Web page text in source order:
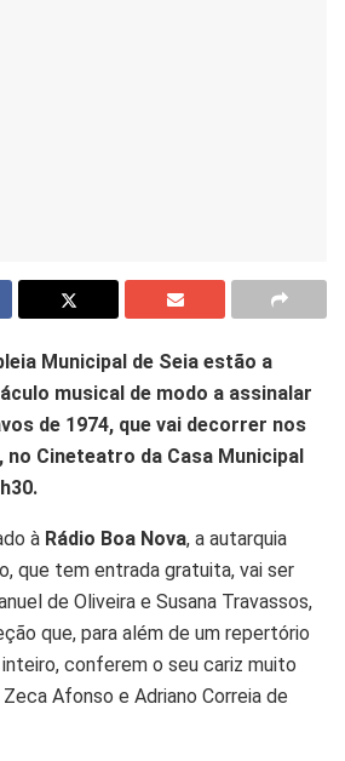
Municipal de Seia estão a
musical de modo a assinalar
de 1974, que vai decorrer nos
no Cineteatro da Casa Municipal
à Rádio Boa Nova, a autarquia
que tem entrada gratuita, vai ser
de Oliveira e Susana Travassos,
que, para além de um repertório
conferem o seu cariz muito
Afonso e Adriano Correia de